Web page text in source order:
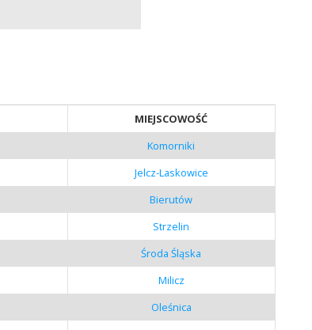
MIEJSCOWOŚĆ
Komorniki
Jelcz-Laskowice
Bierutów
Strzelin
Środa Śląska
Milicz
Oleśnica